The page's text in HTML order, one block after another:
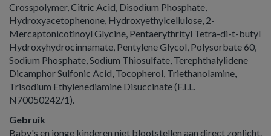
Crosspolymer, Citric Acid, Disodium Phosphate,
Hydroxyacetophenone, Hydroxyethylcellulose, 2-
Mercaptonicotinoyl Glycine, Pentaerythrityl Tetra-di-t-butyl
Hydroxyhydrocinnamate, Pentylene Glycol, Polysorbate 60,
Sodium Phosphate, Sodium Thiosulfate, Terephthalylidene
Dicamphor Sulfonic Acid, Tocopherol, Triethanolamine,
Trisodium Ethylenediamine Disuccinate (F.I.L.
N70050242/1).
Gebruik
Baby's en jonge kinderen niet blootstellen aan direct zonlicht.